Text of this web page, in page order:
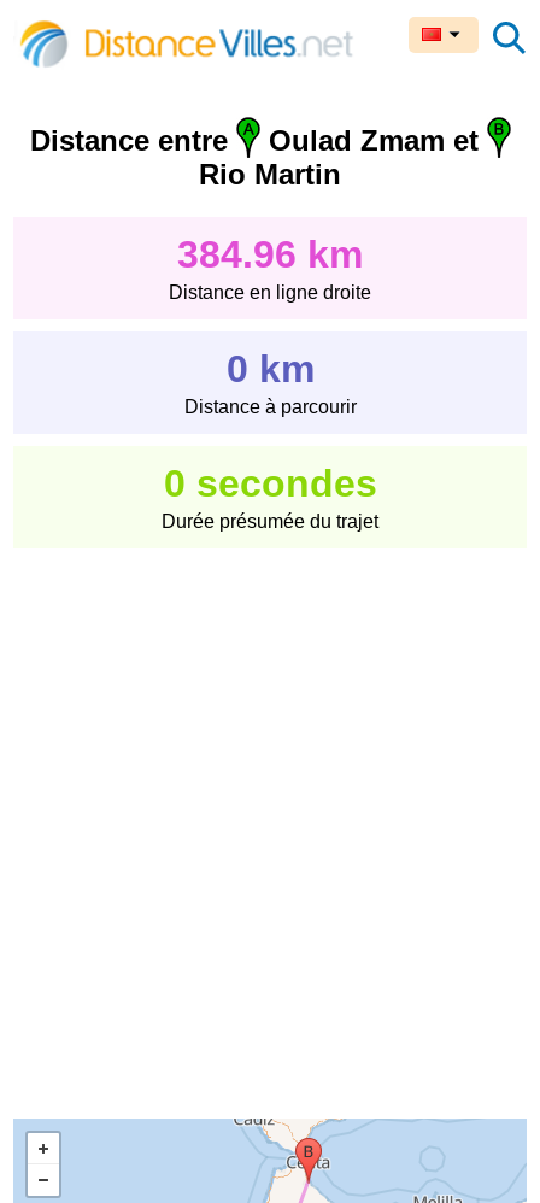
Distance entre
Oulad Zmam et
Rio Martin
384.96 km
Distance en ligne droite
0 km
Distance à parcourir
0 secondes
Durée présumée du trajet